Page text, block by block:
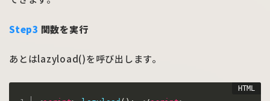
Step3 関数を実行
あとはlazyload()を呼び出します。